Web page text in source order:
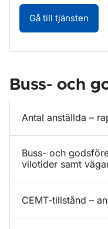
Gå till tjänsten
Buss- och
Antal anställda –
Buss- och
vilotider samt
CEMT-tillstånd –